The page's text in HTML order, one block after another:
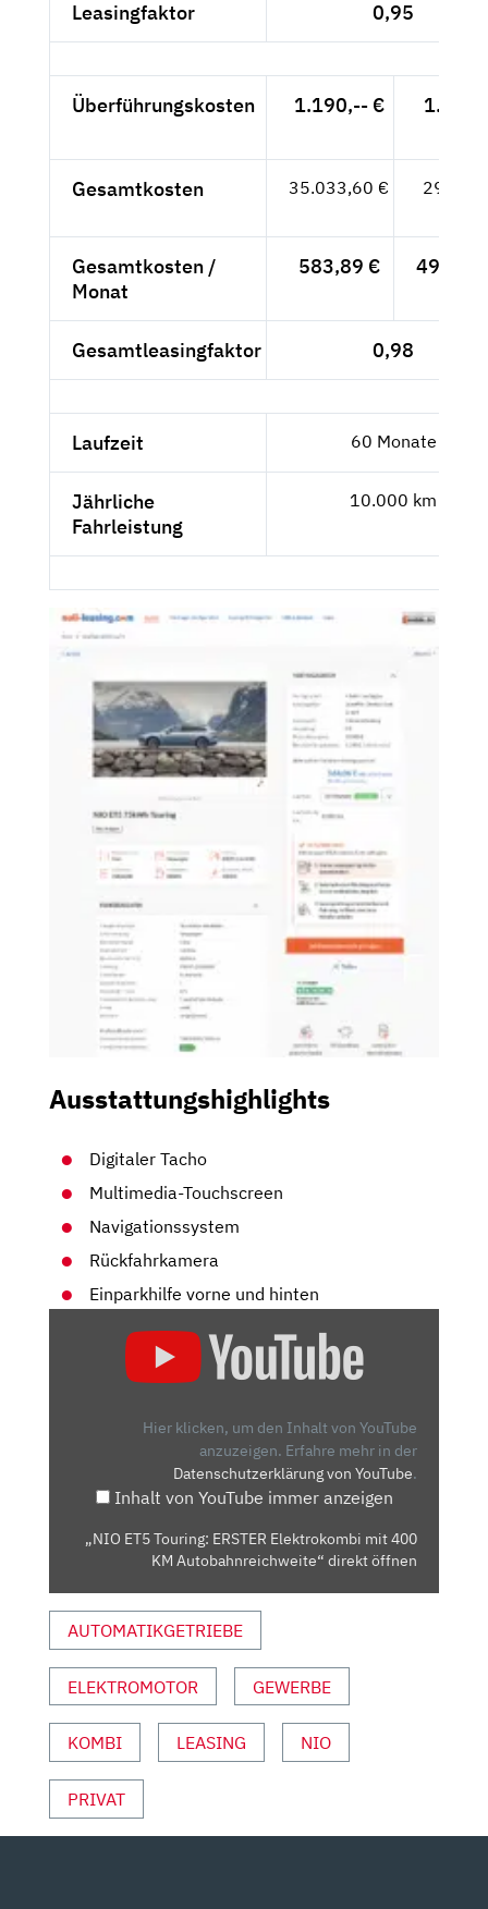
Leasingfaktor 0,95
Überführungskosten 1.190,-- €
Gesamtkosten 35.033,60 €
Gesamtkosten /
Monat
583,89 € 490,67
Gesamtleasingfaktor 0,98
Laufzeit 60 Monate
Jährliche
Fahrleistung
10.000 km
Ausstattungshighlights
Digitaler Tacho
Multimedia-Touchscreen
Navigationssystem
Rückfahrkamera
Einparkhilfe vorne und hinten
TOURING:
ELEKTROKOMBI
AUTOBAHNREICHWEITE“
ANZEIGEN
Hier klicken, um den Inhalt von YouTube
anzuzeigen. Erfahre mehr in der
Datenschutzerklärung von YouTube.
Inhalt von YouTube immer anzeigen
„NIO ET5 Touring: ERSTER Elektrokombi mit 400
KM Autobahnreichweite“ direkt öffnen
AUTOMATIKGETRIEBE
ELEKTROMOTOR GEWERBE
KOMBI LEASING NIO
PRIVAT